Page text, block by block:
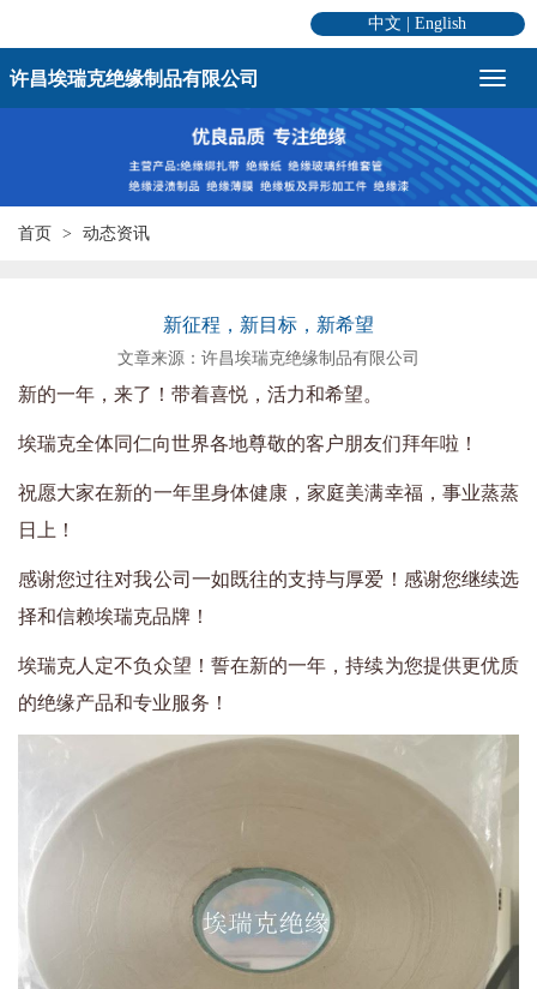
中文 |English
许昌埃瑞克绝缘制品有限公司
首页 动态资讯
新征程，新目标，新希望
文章来源：许昌埃瑞克绝缘制品有限公司
新的一年，来了！带着喜悦，活力和希望。
埃瑞克全体同仁向世界各地尊敬的客户朋友们拜年啦！
祝愿大家在新的一年里身体健康，家庭美满幸福，事业蒸蒸
日上！
感谢您过往对我公司一如既往的支持与厚爱！感谢您继续选
择和信赖埃瑞克品牌！
埃瑞克人定不负众望！誓在新的一年，持续为您提供更优质
的绝缘产品和专业服务！